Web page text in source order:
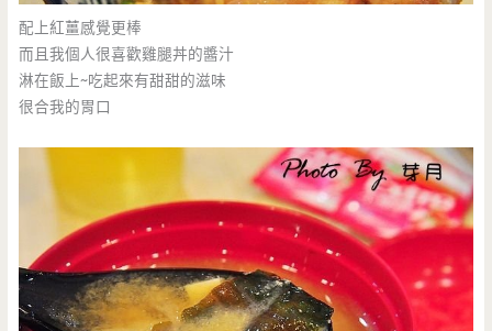
配上紅薑感覺更棒
而且我個人很喜歡雞腿丼的醬汁
淋在飯上~吃起來有甜甜的滋味
很合我的胃口